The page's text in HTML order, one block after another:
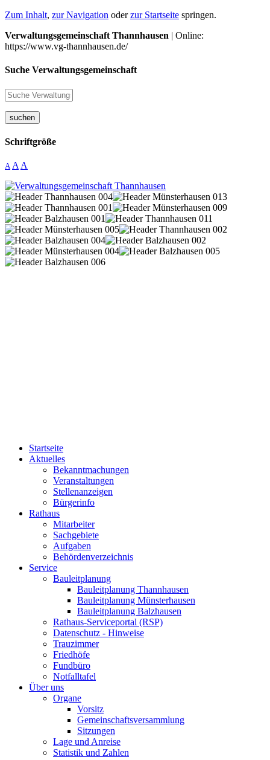
Zum Inhalt, zur Navigation oderzur Startseite springen.
Verwaltungsgemeinschaft Thannhausen | Online:
https://www.vg-thannhausen.de/
Suche Verwaltungsgemeinschaft
suchen
Schriftgröße
A A A
Startseite
Aktuelles
Bekanntmachungen
Veranstaltungen
Stellenanzeigen
Bürgerinfo
Rathaus
Mitarbeiter
Sachgebiete
Aufgaben
Behördenverzeichnis
Service
Bauleitplanung
Bauleitplanung Thannhausen
Bauleitplanung Münsterhausen
Bauleitplanung Balzhausen
Rathaus-Serviceportal (RSP)
Datenschutz - Hinweise
Trauzimmer
Friedhöfe
Fundbüro
Notfalltafel
Über uns
Organe
Vorsitz
Gemeinschaftsversammlung
Sitzungen
Lage und Anreise
Statistik und Zahlen